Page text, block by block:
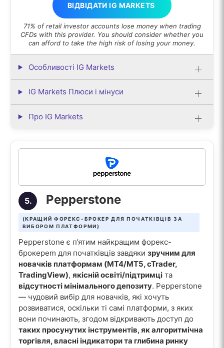
ВІДВІДАТИ IG MARKETS
71% of retail investor accounts lose money when trading
CFDs with this provider. You should consider whether you
can afford to take the high risk of losing your money.
Особливості IG Markets
IG Markets Плюси і мінуси
Про IG Markets
5. Pepperstone
(КРАЩИЙ ФОРЕКС-БРОКЕР ДЛЯ ПОЧАТКІВЦІВ ЗА
ВИБОРОМ ПЛАТФОРМИ)
Pepperstone є п’ятим найкращим форекс-
брокерem для початківців завдяки зручним для
новачків платформам (MT4/MT5, cTrader,
TradingView), якісній освіті/підтримціта
відсутності мінімального депозиту. Pepperstone
— чудовий вибір для новачків, які хочуть
розвиватися, оскільки ті самі платформи, з яких
вони починають, згодом відкривають доступ до
таких просунутих інструментів, як алгоритмічна
торгівля, власні індикатори та глибина ринку